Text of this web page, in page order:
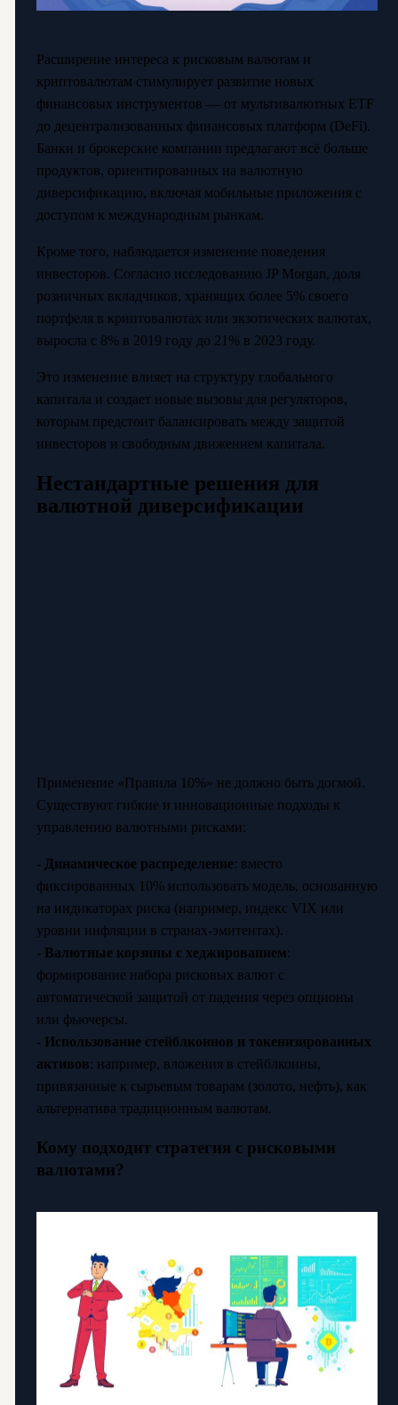
Расширение интереса к рисковым валютам и
криптовалютам стимулирует развитие новых
финансовых инструментов — от мультивалютных ETF
до децентрализованных финансовых платформ (DeFi).
Банки и брокерские компании предлагают всё больше
продуктов, ориентированных на валютную
диверсификацию, включая мобильные приложения с
доступом к международным рынкам.
Кроме того, наблюдается изменение поведения
инвесторов. Согласно исследованию JP Morgan, доля
розничных вкладчиков, хранящих более 5% своего
портфеля в криптовалютах или экзотических валютах,
выросла с 8% в 2019 году до 21% в 2023 году.
Это изменение влияет на структуру глобального
капитала и создает новые вызовы для регуляторов,
которым предстоит балансировать между защитой
инвесторов и свободным движением капитала.
Нестандартные решения для
валютной диверсификации
Применение «Правила 10%» не должно быть догмой.
Существуют гибкие и инновационные подходы к
управлению валютными рисками:
- Динамическое распределение: вместо
фиксированных 10% использовать модель, основанную
на индикаторах риска (например, индекс VIX или
уровни инфляции в странах-эмитентах).
- Валютные корзины с хеджированием:
формирование набора рисковых валют с
автоматической защитой от падения через опционы
или фьючерсы.
- Использование стейблкоинов и токенизированных
активов: например, вложения в стейблкоины,
привязанные к сырьевым товарам (золото, нефть), как
альтернатива традиционным валютам.
Кому подходит стратегия с рисковыми
валютами?